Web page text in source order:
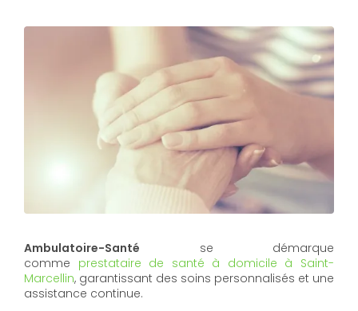
Ambulatoire-Santé se démarque
comme prestataire de santé à domicile à Saint-
Marcellin, garantissant des soins personnalisés et une
assistance continue.